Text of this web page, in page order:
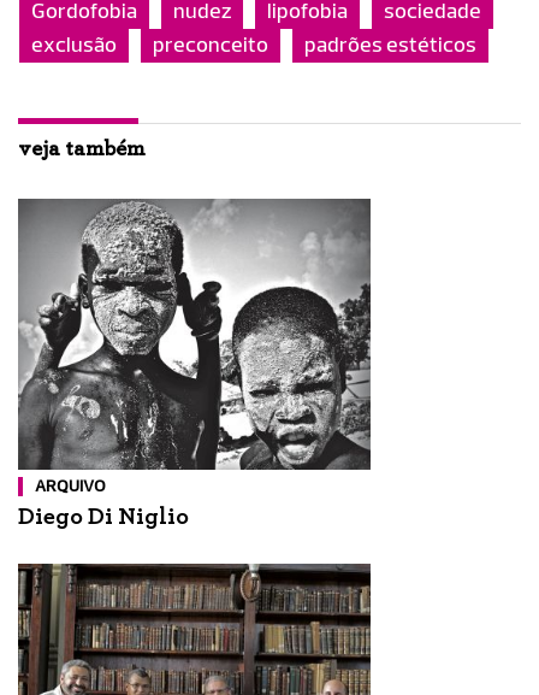
Gordofobia nudez lipofobia
sociedade
exclusão
preconceito padrões estéticos
veja também
ARQUIVO
Diego Di Niglio